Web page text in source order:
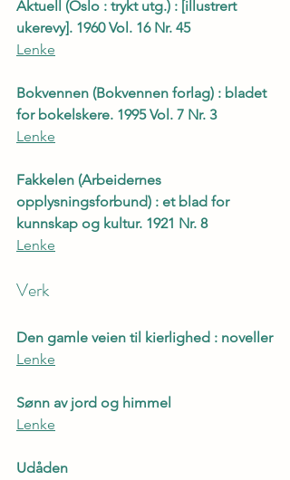
Aktuell (Oslo : trykt utg.) : [illustrert
ukerevy]. 1960 Vol. 16 Nr. 45
Lenke
Bokvennen (Bokvennen forlag) : bladet
for bokelskere. 1995 Vol. 7 Nr. 3
Lenke
Fakkelen (Arbeidernes
opplysningsforbund) : et blad for
kunnskap og kultur. 1921 Nr. 8
Lenke
Verk
Den gamle veien til kierlighed : noveller
Lenke
Sønn av jord og himmel
Lenke
Udåden